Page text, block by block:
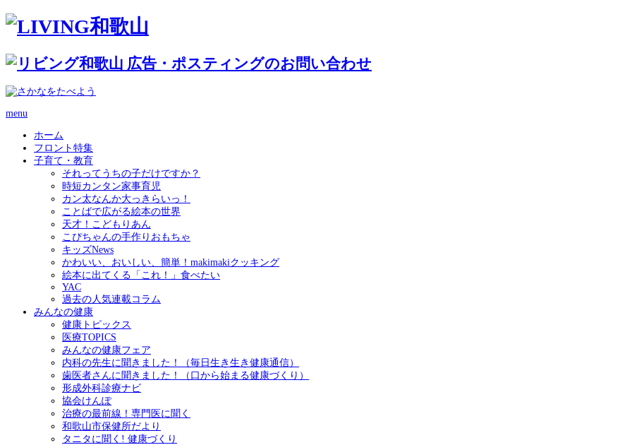
menu
ホーム
フロント特集
子育て・教育
それってうちの子だけですか？
時短カンタン家事育児
カン太なんか大っきらいっ！
ことばで広がる絵本の世界
天才！こどもりあん
こぴちゃんの手作りおもちゃ
キッズNews
かわいい、おいしい、簡単！makimakiクッキング
絵本に出てくる「これ！」食べたい
YAC
過去の人気連載コラム
みんなの健康
健康トピックス
医療TOPICS
みんなの健康フェア
内科の先生に聞きました！（毎日生き生き健康通信）
歯医者さんに聞きました！（口から始まる健康づくり）
形成外科診療ナビ
協会けんぽ
治療の最前線！専門医に聞く
和歌山市保健所だより
タニタに聞く! 健康づくり